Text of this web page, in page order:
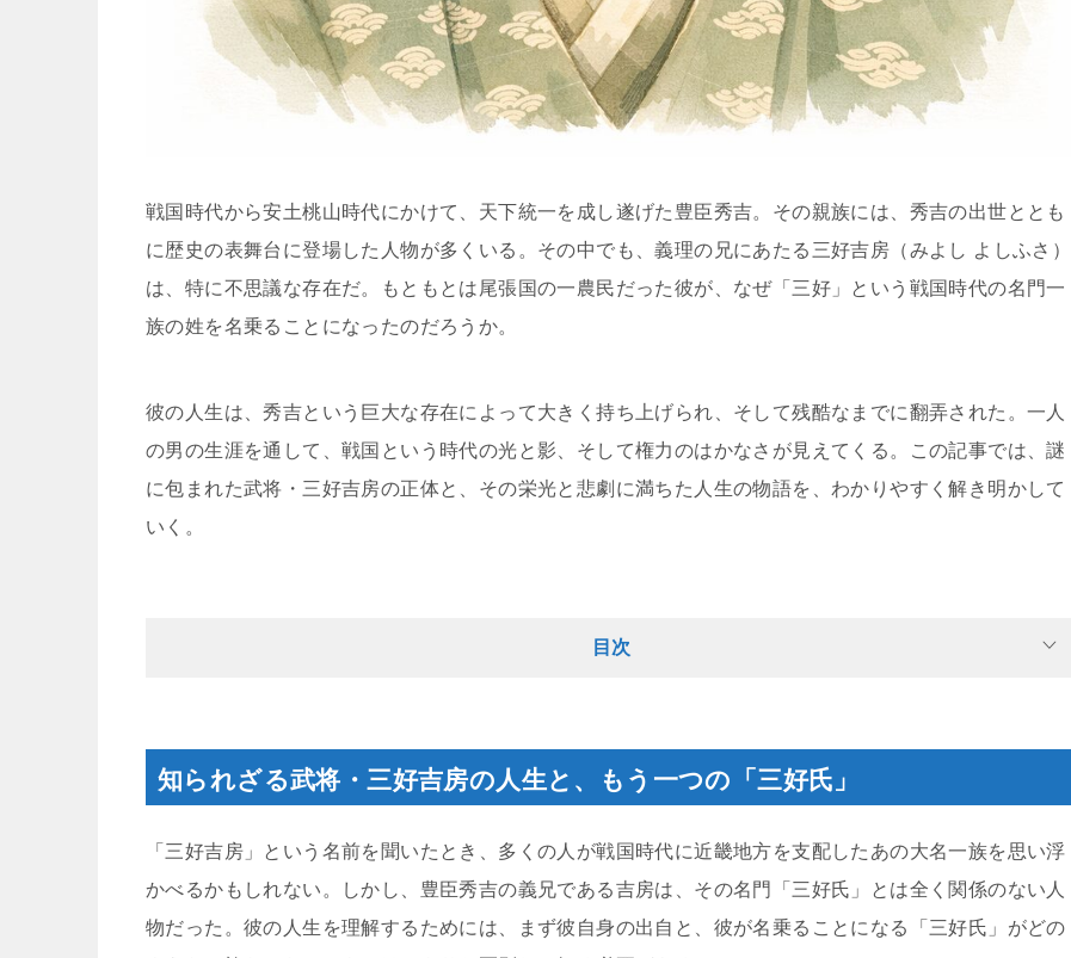
戦国時代から安土桃山時代にかけて、天下統一を成し遂げた豊臣秀吉。その親族には、秀吉の出世ととも
に歴史の表舞台に登場した人物が多くいる。その中でも、義理の兄にあたる三好吉房（みよし よしふさ）
は、特に不思議な存在だ。もともとは尾張国の一農民だった彼が、なぜ「三好」という戦国時代の名門一
族の姓を名乗ることになったのだろうか。
彼の人生は、秀吉という巨大な存在によって大きく持ち上げられ、そして残酷なまでに翻弄された。一人
の男の生涯を通して、戦国という時代の光と影、そして権力のはかなさが見えてくる。この記事では、謎
に包まれた武将・三好吉房の正体と、その栄光と悲劇に満ちた人生の物語を、わかりやすく解き明かして
いく。
目次
知られざる武将・三好吉房の人生と、もう一つの「三好氏」
「三好吉房」という名前を聞いたとき、多くの人が戦国時代に近畿地方を支配したあの大名一族を思い浮
かべるかもしれない。しかし、豊臣秀吉の義兄である吉房は、その名門「三好氏」とは全く関係のない人
物だった。彼の人生を理解するためには、まず彼自身の出自と、彼が名乗ることになる「三好氏」がどの